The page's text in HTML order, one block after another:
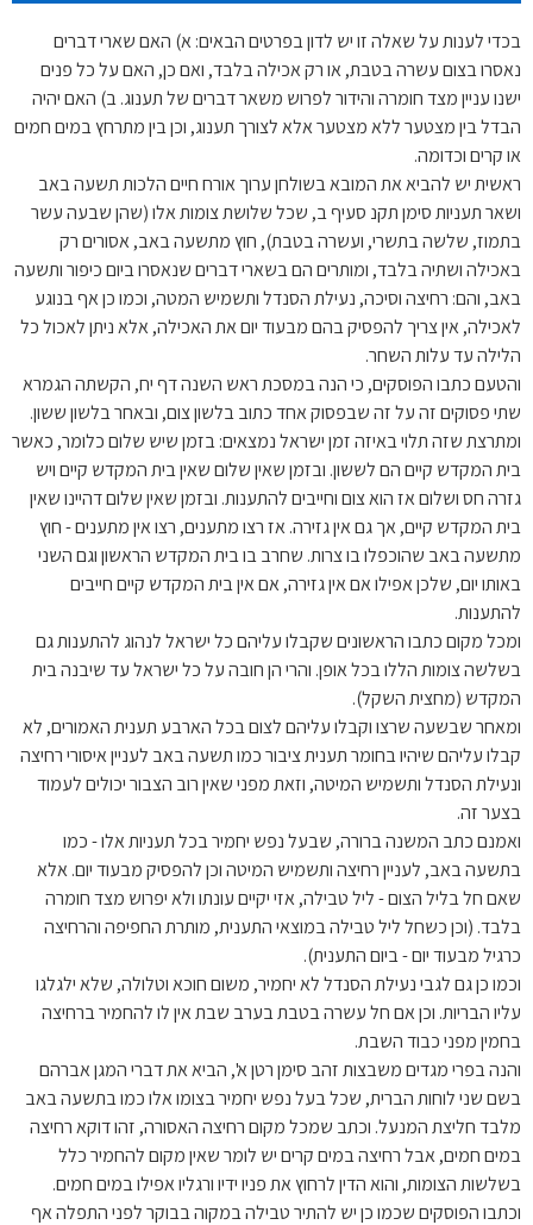
בכדי לענות על שאלה זו יש לדון בפרטים הבאים: א) האם שארי דברים
נאסרו בצום עשרה בטבת, או רק אכילה בלבד, ואם כן, האם על כל פנים
ישנו עניין מצד חומרה והידור לפרוש משאר דברים של תענוג. ב) האם יהיה
הבדל בין מצטער ללא מצטער אלא לצורך תענוג, וכן בין מתרחץ במים חמים
או קרים וכדומה.
ראשית יש להביא את המובא בשולחן ערוך אורח חיים הלכות תשעה באב
ושאר תעניות סימן תקנ סעיף ב, שכל שלושת צומות אלו (שהן שבעה עשר
בתמוז, שלשה בתשרי, ועשרה בטבת), חוץ מתשעה באב, אסורים רק
באכילה ושתיה בלבד, ומותרים הם בשארי דברים שנאסרו ביום כיפור ותשעה
באב, והם: רחיצה וסיכה, נעילת הסנדל ותשמיש המטה, וכמו כן אף בנוגע
לאכילה, אין צריך להפסיק בהם מבעוד יום את האכילה, אלא ניתן לאכול כל
הלילה עד עלות השחר.
והטעם כתבו הפוסקים, כי הנה במסכת ראש השנה דף יח, הקשתה הגמרא
שתי פסוקים זה על זה שבפסוק אחד כתוב בלשון צום, ובאחר בלשון ששון.
ומתרצת שזה תלוי באיזה זמן ישראל נמצאים: בזמן שיש שלום כלומר, כאשר
בית המקדש קיים הם לששון. ובזמן שאין שלום שאין בית המקדש קיים ויש
גזרה חס ושלום אז הוא צום וחייבים להתענות. ובזמן שאין שלום דהיינו שאין
בית המקדש קיים, אך גם אין גזירה. אז רצו מתענים, רצו אין מתענים - חוץ
מתשעה באב שהוכפלו בו צרות. שחרב בו בית המקדש הראשון וגם השני
באותו יום, שלכן אפילו אם אין גזירה, אם אין בית המקדש קיים חייבים
להתענות.
ומכל מקום כתבו הראשונים שקבלו עליהם כל ישראל לנהוג להתענות גם
בשלשה צומות הללו בכל אופן. והרי הן חובה על כל ישראל עד שיבנה בית
המקדש (מחצית השקל).
ומאחר שבשעה שרצו וקבלו עליהם לצום בכל הארבע תענית האמורים, לא
קבלו עליהם שיהיו בחומר תענית ציבור כמו תשעה באב לעניין איסורי רחיצה
ונעילת הסנדל ותשמיש המיטה, וזאת מפני שאין רוב הצבור יכולים לעמוד
בצער זה.
ואמנם כתב המשנה ברורה, שבעל נפש יחמיר בכל תעניות אלו - כמו
בתשעה באב, לעניין רחיצה ותשמיש המיטה וכן להפסיק מבעוד יום. אלא
שאם חל בליל הצום - ליל טבילה, אזי יקיים עונתו ולא יפרוש מצד חומרה
בלבד. (וכן כשחל ליל טבילה במוצאי התענית, מותרת החפיפה והרחיצה
כרגיל מבעוד יום - ביום התענית).
וכמו כן גם לגבי נעילת הסנדל לא יחמיר, משום חוכא וטלולה, שלא ילגלגו
עליו הבריות. וכן אם חל עשרה בטבת בערב שבת אין לו להחמיר ברחיצה
בחמין מפני כבוד השבת.
והנה בפרי מגדים משבצות זהב סימן רטן א', הביא את דברי המגן אברהם
בשם שני לוחות הברית, שכל בעל נפש יחמיר בצומו אלו כמו בתשעה באב
מלבד חליצת המנעל. וכתב שמכל מקום רחיצה האסורה, זהו דוקא רחיצה
במים חמים, אבל רחיצה במים קרים יש לומר שאין מקום להחמיר כלל
בשלשות הצומות, והוא הדין לרחוץ את פניו ידיו ורגליו אפילו במים חמים.
וכתבו הפוסקים שכמו כן יש להתיר טבילה במקוה בבוקר לפני התפלה אף